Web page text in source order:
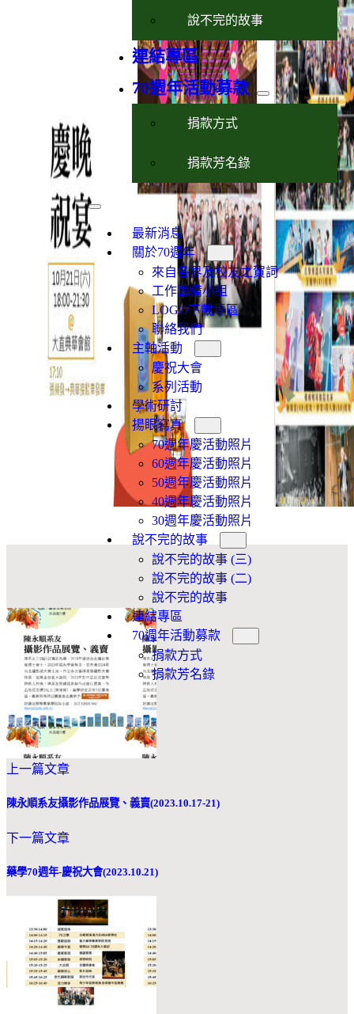
說不完的故事
連結專區
70週年活動募款
捐款方式
捐款芳名錄
最新消息
關於70週年
來自各界及校友之賀詞
工作籌備小組
LOGO下載專區
聯絡我們
主軸活動
慶祝大會
系列活動
學術研討
揚眼寫真
70週年慶活動照片
60週年慶活動照片
50週年慶活動照片
40週年慶活動照片
30週年慶活動照片
說不完的故事
說不完的故事 (三)
說不完的故事 (二)
說不完的故事
連結專區
70週年活動募款
捐款方式
捐款芳名錄
上一篇文章
陳永順系友攝影作品展覽、義賣(2023.10.17-21)
下一篇文章
藥學70週年-慶祝大會(2023.10.21)